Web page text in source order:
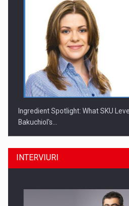
Ingredient Spotlight: What SKU
Bakuchiol's…
INTERVIURI